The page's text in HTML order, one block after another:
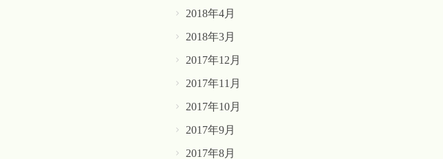
2018年4月
2018年3月
2017年12月
2017年11月
2017年10月
2017年9月
2017年8月